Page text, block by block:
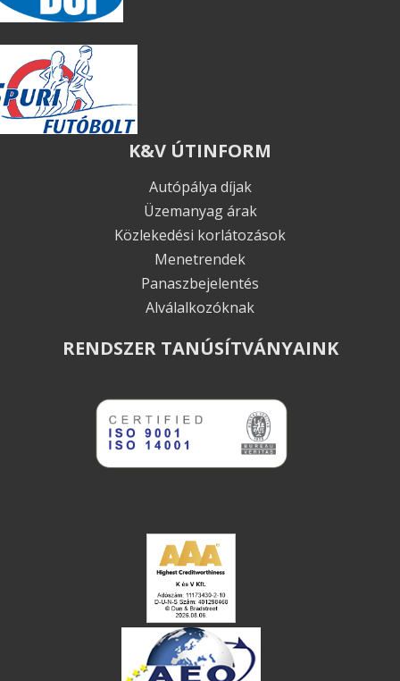
K&V ÚTINFORM
Autópálya díjak
Üzemanyag árak
Közlekedési korlátozások
Menetrendek
Panaszbejelentés
Alválalkozóknak
RENDSZER TANÚSÍTVÁNYAINK